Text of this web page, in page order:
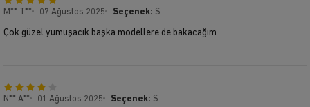
M** T** 07 Ağustos 2025 Seçenek: S
Çok güzel yumuşacık başka modellere de bakacağım
N** A** 01 Ağustos 2025 Seçenek: S